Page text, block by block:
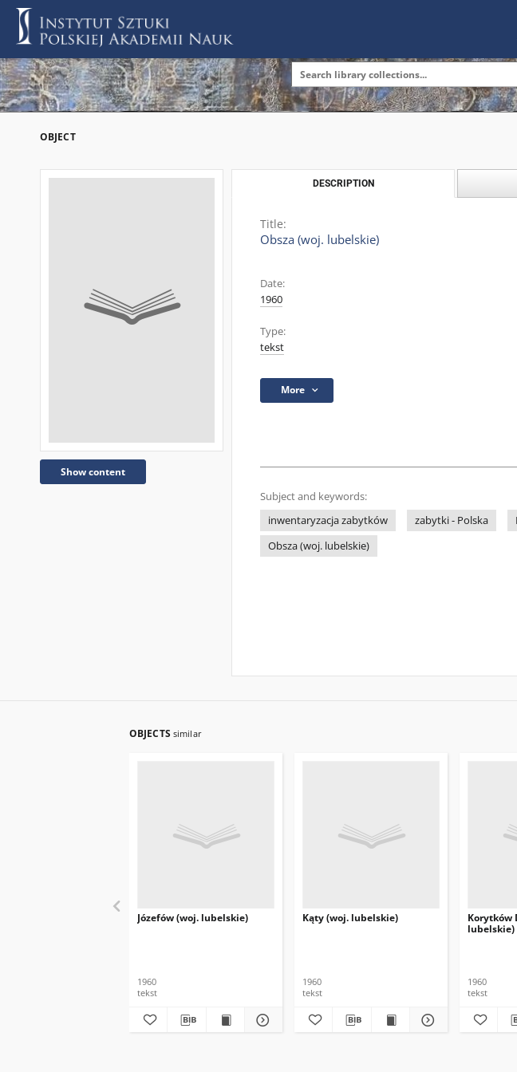
OBJECT
Show content
DESCRIPTION
Title:
Obsza (woj. lubelskie)
Date:
1960
Type:
tekst
More
Subject and keywords:
inwentaryzacja zabytków
zabytki - Polska
Obsza (woj. lubelskie)
OBJECTS similar
Józefów (woj. lubelskie)
1960
tekst
Kąty (woj. lubelskie)
1960
tekst
Korytków
lubelskie)
1960
tekst